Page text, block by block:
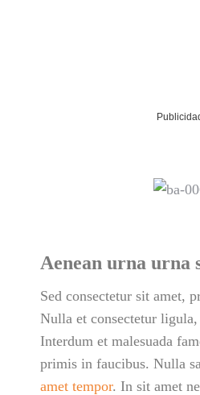
Aenean urna urna
Sed consectetur sit amet,
Nulla et consectetur
Interdum et malesuada
primis in faucibus. Nulla
amet tempor. In sit amet